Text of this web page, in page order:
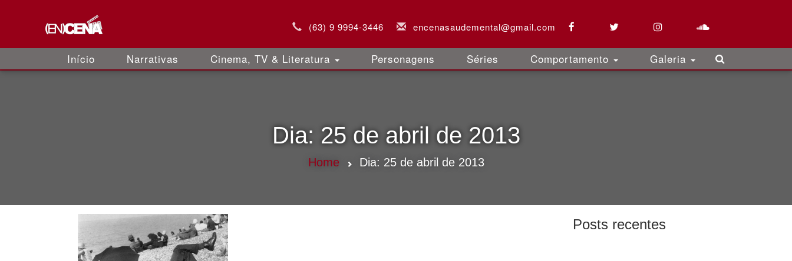
(63) 9 9994-3446 encenasaudemental@gmail.com
Início Narrativas Cinema, TV & Literatura Personagens Séries Comportamento Galeria
Dia: 25 de abril de 2013
Home Dia: 25 de abril de 2013
Posts recentes